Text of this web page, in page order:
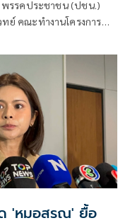
พรรคประชาชน (ปชน.)
ย์ คณะทำงานโครงการ
ถลงคัดค้านการเยือนไทย
วุโส มิน ออง ไลง์
'หมอสรณ' ยื้อ